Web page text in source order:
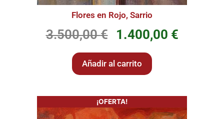
Flores en Rojo, Sarrio
3.500,00€ 1.400,00 €
Añadir al carrito
¡OFERTA!